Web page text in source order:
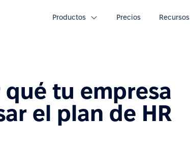
Productos Precios Recursos
tu empresa
el plan de HR